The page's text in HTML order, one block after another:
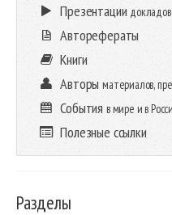
Презентации
Авторефераты
Книги
Авторыматериалов,
События в мире и в
Полезные ссылки
Разделы